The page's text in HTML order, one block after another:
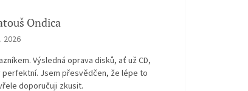
Ondica
store rating is 5 out of 5 stars.
2026
Výsledná oprava disků, ať už CD,
perfektní. Jsem přesvědčen, že lépe to
doporučuji zkusit.